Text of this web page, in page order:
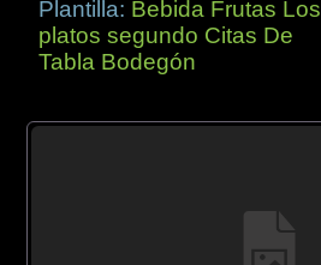
Plantilla: Bebida Frutas Los
platos segundo Citas De
Tabla Bodegón